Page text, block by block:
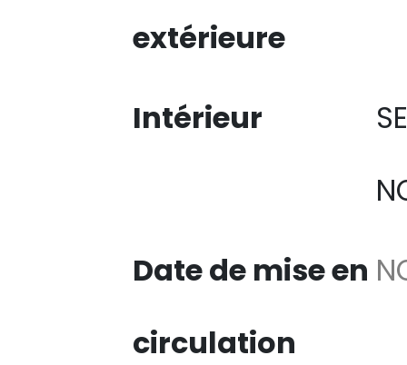
extérieure
Intérieur
Date de mise en
circulation